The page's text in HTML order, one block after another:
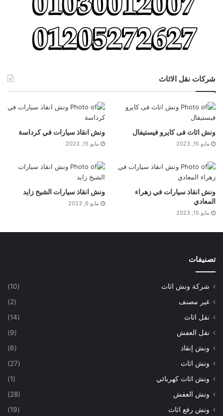
شركات نقل الاثاث
ونش اثاث فى كايرو فيستيفال
مايو 15, 2023
ونش انقاذ سيارات في كرداسة
مايو 15, 2023
ونش انقاذ سيارات في زهراء
المعادي
مايو 15, 2023
ونش انقاذ سيارات الشيخ زايد
مايو 6, 2023
تصنيفات
شركة ونش اثاث
(10)
غير مصنف
(2)
نقل اثاث
(14)
نقل العفش
(9)
ونش إنقاذ
(6)
ونش اثاث
(27)
ونش اثاث كهربائي
(1)
ونش العفش
(28)
ونش رفع اثاث
(19)